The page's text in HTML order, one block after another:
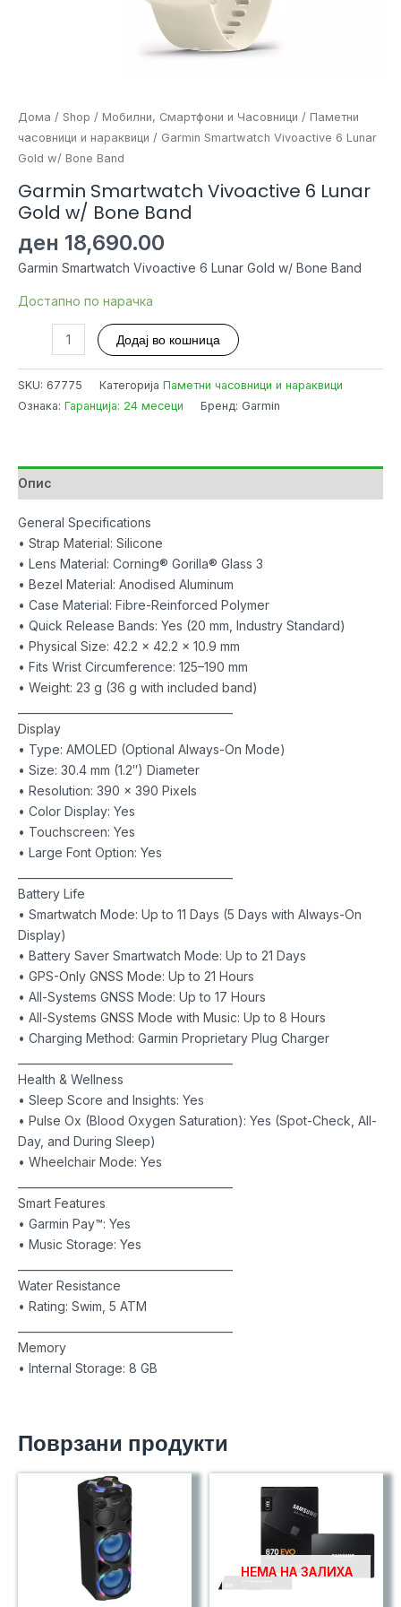
Дома / Shop / Мобилни, Смартфони и Часовници / Паметни
часовници и нараквици / Garmin Smartwatch Vivoactive 6 Lunar
Gold w/ Bone Band
Garmin Smartwatch Vivoactive 6 Lunar
Gold w/ Bone Band
ден 18,690.00
Garmin Smartwatch Vivoactive 6 Lunar Gold w/ Bone Band
Достапно по нарачка
Smartwatch
Vivoactive
Bone
Band
количина
Додај во кошница
SKU: 67775 Категорија Паметни часовници и нараквици
Ознака: Гаранција: 24 месеци Бренд: Garmin
Опис
General Specifications
• Strap Material: Silicone
• Lens Material: Corning® Gorilla® Glass 3
• Bezel Material: Anodised Aluminum
• Case Material: Fibre-Reinforced Polymer
• Quick Release Bands: Yes (20 mm, Industry Standard)
• Physical Size: 42.2 x 42.2 x 10.9 mm
• Fits Wrist Circumference: 125–190 mm
• Weight: 23 g (36 g with included band)
Display
• Type: AMOLED (Optional Always-On Mode)
• Size: 30.4 mm (1.2″) Diameter
• Resolution: 390 x 390 Pixels
• Color Display: Yes
• Touchscreen: Yes
• Large Font Option: Yes
Battery Life
• Smartwatch Mode: Up to 11 Days (5 Days with Always-On
Display)
• Battery Saver Smartwatch Mode: Up to 21 Days
• GPS-Only GNSS Mode: Up to 21 Hours
• All-Systems GNSS Mode: Up to 17 Hours
• All-Systems GNSS Mode with Music: Up to 8 Hours
• Charging Method: Garmin Proprietary Plug Charger
Health & Wellness
• Sleep Score and Insights: Yes
• Pulse Ox (Blood Oxygen Saturation): Yes (Spot-Check, All-
Day, and During Sleep)
• Wheelchair Mode: Yes
Smart Features
• Garmin Pay™: Yes
• Music Storage: Yes
Water Resistance
• Rating: Swim, 5 ATM
Memory
• Internal Storage: 8 GB
Поврзани продукти
НЕМА НА ЗАЛИХА